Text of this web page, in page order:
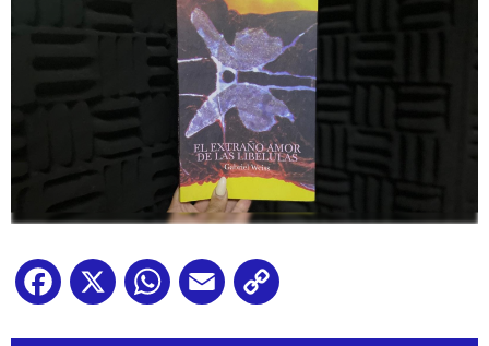
Facebook
X WhatsApp
Email
Reproductor